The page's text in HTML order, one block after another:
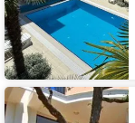
Отель
Воронцовский